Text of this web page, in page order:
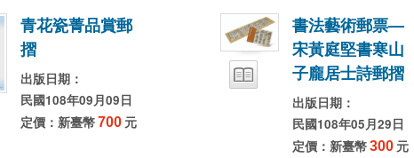
青花瓷菁品賞郵
摺
出版日期：
民國108年09月09日
定價：新臺幣700 元
書法藝術郵票—
宋黃庭堅書寒山
子龐居士詩郵摺
出版日期：
民國108年05月29日
定價：新臺幣300 元